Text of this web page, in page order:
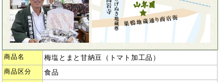
商品名 梅塩とまと甘納豆（トマト加工品）
商品区分 食品